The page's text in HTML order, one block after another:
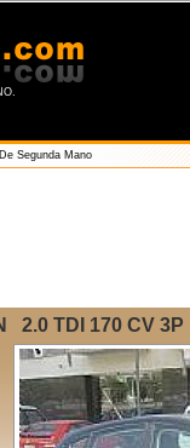
Segunda Mano
2.0 TDI 170 CV 3P